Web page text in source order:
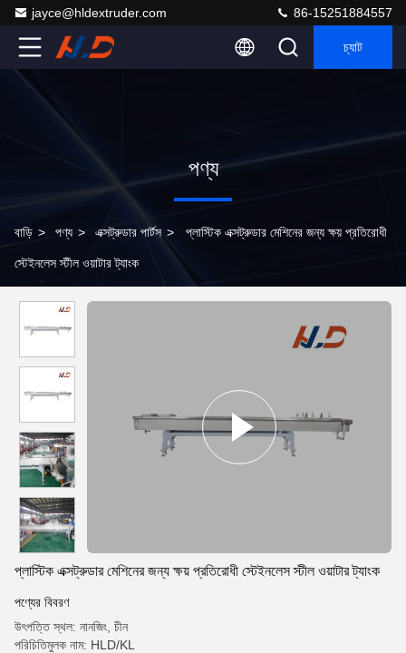
jayce@hldextruder.com 86-15251884557
চ্যাট
পণ্য
বাড়ি > পণ্য > এক্সট্রুডার পার্টস > প্লাস্টিক এক্সট্রুডার মেশিনের জন্য ক্ষয় প্রতিরোধী
স্টেইনলেস স্টীল ওয়াটার ট্যাংক
প্লাস্টিক এক্সট্রুডার মেশিনের জন্য ক্ষয় প্রতিরোধী স্টেইনলেস স্টীল ওয়াটার ট্যাংক
পণ্যের বিবরণ
উৎপত্তি স্থল: নানজিং, চীন
পরিচিতিমুলক নাম: HLD/KL